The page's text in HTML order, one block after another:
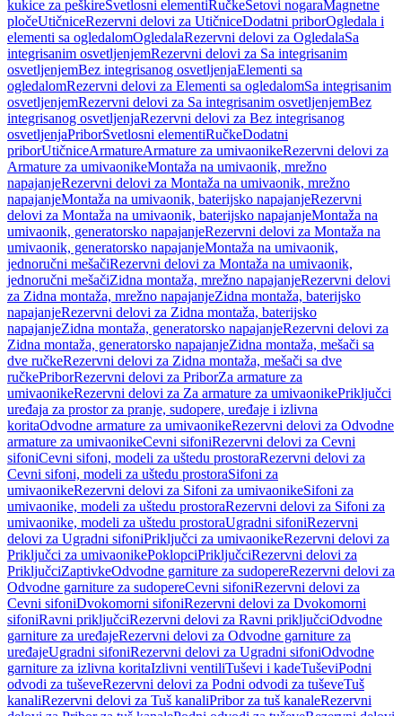
kukice za peškireSvetlosni elementiRučkeSetovi nogaraMagnetne
pločeUtičniceRezervni delovi za UtičniceDodatni priborOgledala i
elementi sa ogledalomOgledalaRezervni delovi za OgledalaSa
integrisanim osvetljenjemRezervni delovi za Sa integrisanim
osvetljenjemBez integrisanog osvetljenjaElementi sa
ogledalomRezervni delovi za Elementi sa ogledalomSa integrisanim
osvetljenjemRezervni delovi za Sa integrisanim osvetljenjemBez
integrisanog osvetljenjaRezervni delovi za Bez integrisanog
osvetljenjaPriborSvetlosni elementiRučkeDodatni
priborUtičniceArmatureArmature za umivaonikeRezervni delovi za
Armature za umivaonikeMontaža na umivaonik, mrežno
napajanjeRezervni delovi za Montaža na umivaonik, mrežno
napajanjeMontaža na umivaonik, baterijsko napajanjeRezervni
delovi za Montaža na umivaonik, baterijsko napajanjeMontaža na
umivaonik, generatorsko napajanjeRezervni delovi za Montaža na
umivaonik, generatorsko napajanjeMontaža na umivaonik,
jednoručni mešačiRezervni delovi za Montaža na umivaonik,
jednoručni mešačiZidna montaža, mrežno napajanjeRezervni delovi
za Zidna montaža, mrežno napajanjeZidna montaža, baterijsko
napajanjeRezervni delovi za Zidna montaža, baterijsko
napajanjeZidna montaža, generatorsko napajanjeRezervni delovi za
Zidna montaža, generatorsko napajanjeZidna montaža, mešači sa
dve ručkeRezervni delovi za Zidna montaža, mešači sa dve
ručkePriborRezervni delovi za PriborZa armature za
umivaonikeRezervni delovi za Za armature za umivaonikePriključci
uređaja za prostor za pranje, sudopere, uređaje i izlivna
koritaOdvodne armature za umivaonikeRezervni delovi za Odvodne
armature za umivaonikeCevni sifoniRezervni delovi za Cevni
sifoniCevni sifoni, modeli za uštedu prostoraRezervni delovi za
Cevni sifoni, modeli za uštedu prostoraSifoni za
umivaonikeRezervni delovi za Sifoni za umivaonikeSifoni za
umivaonike, modeli za uštedu prostoraRezervni delovi za Sifoni za
umivaonike, modeli za uštedu prostoraUgradni sifoniRezervni
delovi za Ugradni sifoniPriključci za umivaonikeRezervni delovi za
Priključci za umivaonikePoklopciPriključciRezervni delovi za
PriključciZaptivkeOdvodne garniture za sudopereRezervni delovi za
Odvodne garniture za sudopereCevni sifoniRezervni delovi za
Cevni sifoniDvokomorni sifoniRezervni delovi za Dvokomorni
sifoniRavni priključciRezervni delovi za Ravni priključciOdvodne
garniture za uređajeRezervni delovi za Odvodne garniture za
uređajeUgradni sifoniRezervni delovi za Ugradni sifoniOdvodne
garniture za izlivna koritaIzlivni ventiliTuševi i kadeTuševiPodni
odvodi za tuševeRezervni delovi za Podni odvodi za tuševeTuš
kanaliRezervni delovi za Tuš kanaliPribor za tuš kanaleRezervni